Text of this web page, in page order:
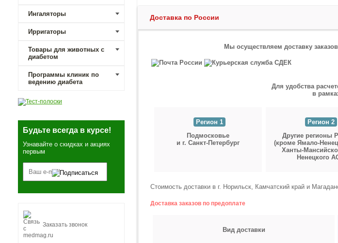
Ингаляторы
Ирригаторы
Товары для животных с
диабетом
Программы клиник по
ведению диабета
Будьте всегда в курсе!
Узнавайте о скидках и акциях
первым
Заказать звонок
Доставка по России
Мы осуществляем доставку
Для удобства
в
Регион 1
Подмосковье
и г. Санкт-Петербург
Регион 2
Другие регионы
(кроме Ямало-
Ханты-
Ненецкого
Стоимость доставки в г. Норильск, Камчатский край и
Доставка заказов по предоплате
Вид доставки